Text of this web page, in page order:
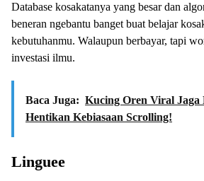
Database kosakatanya yang besar dan
beneran ngebantu banget buat belajar
kebutuhanmu. Walaupun berbayar, tapi
investasi ilmu.
Baca Juga: Kucing Oren Viral Jaga
Hentikan Kebiasaan Scrolling!
Linguee